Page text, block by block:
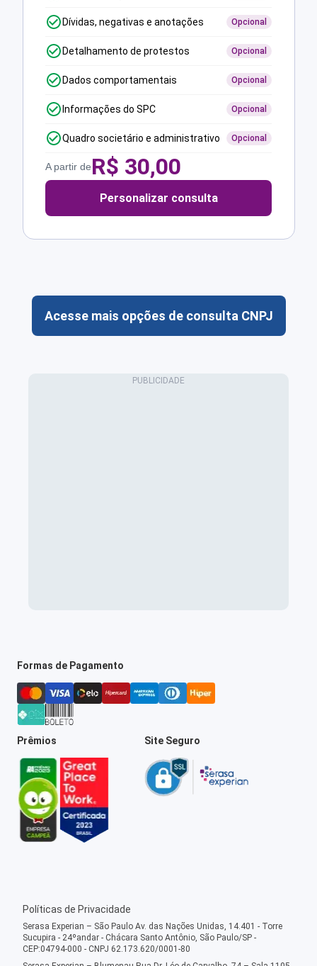
Dívidas, negativas e anotações Opcional
Detalhamento de protestos Opcional
Dados comportamentais Opcional
Informações do SPC Opcional
Quadro societário e administrativo Opcional
A partir deR$ 30,00
Personalizar consulta
Acesse mais opções de consulta CNPJ
Formas de Pagamento
Prêmios Site Seguro
Políticas de Privacidade
Serasa Experian – São Paulo Av. das Nações Unidas, 14.401 - Torre
Sucupira - 24ºandar - Chácara Santo Antônio, São Paulo/SP -
CEP:04794-000 - CNPJ 62.173.620/0001-80